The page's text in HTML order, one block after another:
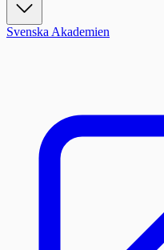
Svenska Akademien